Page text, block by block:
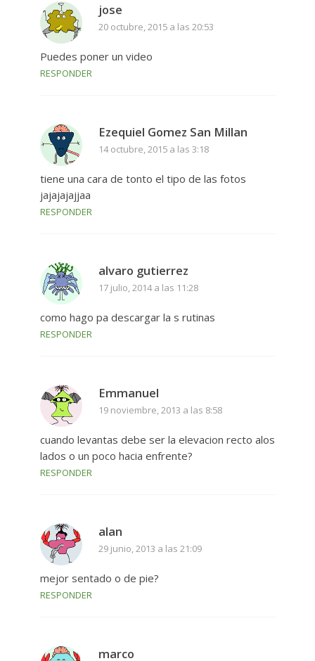
jose
20 octubre, 2015 a las 20:53
Puedes poner un video
RESPONDER
Ezequiel Gomez San Millan
14 octubre, 2015 a las 3:18
tiene una cara de tonto el tipo de las fotos
jajajajajjaa
RESPONDER
alvaro gutierrez
17 julio, 2014 a las 11:28
como hago pa descargar la s rutinas
RESPONDER
Emmanuel
19 noviembre, 2013 a las 8:58
cuando levantas debe ser la elevacion recto alos
lados o un poco hacia enfrente?
RESPONDER
alan
29 junio, 2013 a las 21:09
mejor sentado o de pie?
RESPONDER
marco